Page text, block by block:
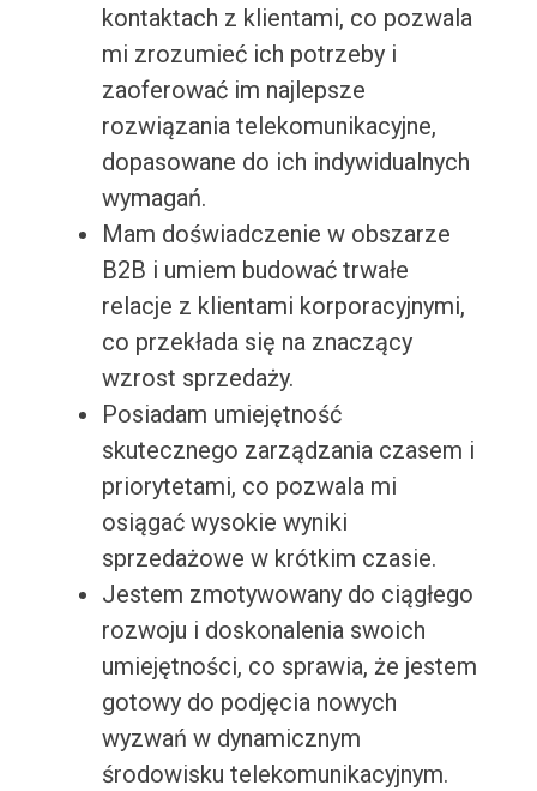
kontaktach z klientami, co pozwala
mi zrozumieć ich potrzeby i
zaoferować im najlepsze
rozwiązania telekomunikacyjne,
dopasowane do ich indywidualnych
wymagań.
Mam doświadczenie w obszarze
B2B i umiem budować trwałe
relacje z klientami korporacyjnymi,
co przekłada się na znaczący
wzrost sprzedaży.
Posiadam umiejętność
skutecznego zarządzania czasem i
priorytetami, co pozwala mi
osiągać wysokie wyniki
sprzedażowe w krótkim czasie.
Jestem zmotywowany do ciągłego
rozwoju i doskonalenia swoich
umiejętności, co sprawia, że jestem
gotowy do podjęcia nowych
wyzwań w dynamicznym
środowisku telekomunikacyjnym.